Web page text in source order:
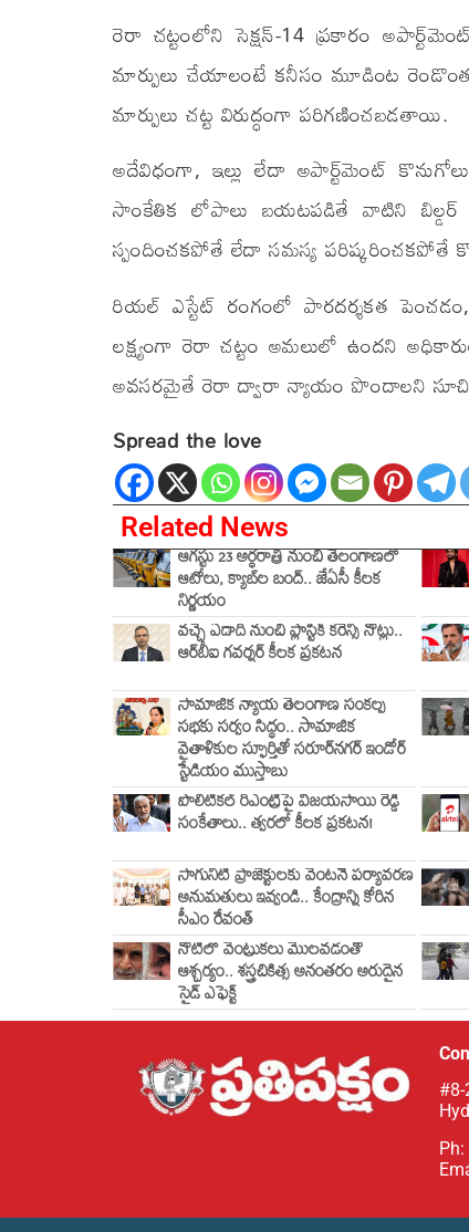
రెరా చట్టంలోని సెక్షన్-14 ప్రకారం
మార్పులు చేయాలంటే కనీసం మూడింట
మార్పులు చట్ట విరుద్ధంగా పరిగణించబడతాయి.
అదేవిధంగా, ఇల్లు లేదా అపార్ట్‌మెంట్
సాంకేతిక లోపాలు బయటపడితే వాటిని బిల్డర్
స్పందించకపోతే లేదా సమస్య పరిష్కరించకపోతే
రియల్ ఎస్టేట్ రంగంలో పారదర్శకత పెంచడం,
లక్ష్యంగా రెరా చట్టం అమలులో ఉందని
అవసరమైతే రెరా ద్వారా న్యాయం పొందాలని
Spread the love
Related News
ఆగస్టు 23 అర్ధరాత్రి నుంచి తెలంగాణలో
ఆటోలు, క్యాబ్‌ల బంద్.. జేఏసీ కీలక
నిర్ణయం
వచ్చే ఏడాది నుంచి ప్లాస్టిక్ కరెన్సీ నోట్లు..
ఆర్‌బీఐ గవర్నర్ కీలక ప్రకటన
సామాజిక న్యాయ తెలంగాణ సంకల్ప
సభకు సర్వం సిద్ధం.. సామాజిక
వైతాళికుల స్ఫూర్తితో సరూర్‌నగర్ ఇండోర్
స్టేడియం ముస్తాబు
పొలిటికల్ రీఎంట్రీపై విజయసాయి రెడ్డి
సంకేతాలు.. త్వరలో కీలక ప్రకటన!
సాగునీటి ప్రాజెక్టులకు వెంటనే పర్యావరణ
అనుమతులు ఇవ్వండి.. కేంద్రాన్ని కోరిన
సీఎం రేవంత్
నోటిలో వెంట్రుకలు మొలవడంతో
ఆశ్చర్యం.. శస్త్రచికిత్స అనంతరం అరుదైన
సైడ్ ఎఫెక్ట్
#8-